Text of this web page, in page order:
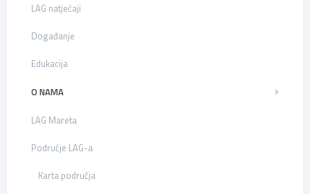
LAG natječaji
Događanje
Edukacija
O NAMA
LAG Mareta
Područje LAG-a
Karta područja